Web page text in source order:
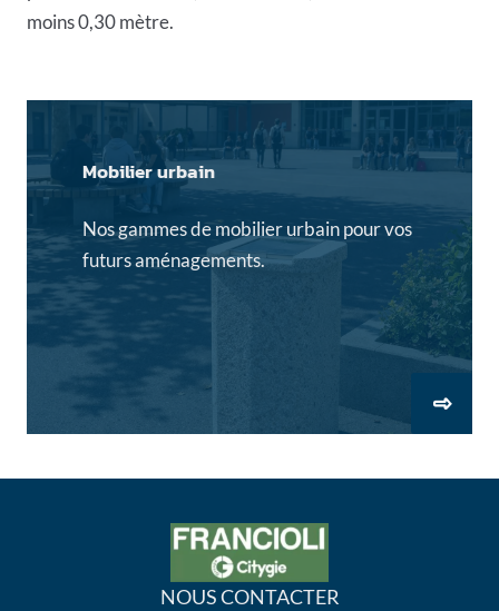
moins 0,30 mètre.
Mobilier urbain
Nos gammes de mobilier urbain pour vos
futurs aménagements.
NOUS CONTACTER